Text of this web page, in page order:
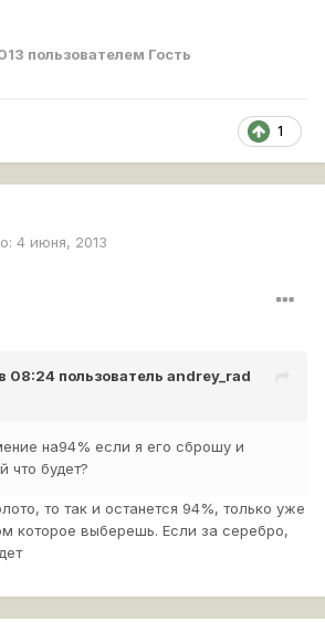
пользователем Гость
1
4 июня, 2013
08:24 пользователь andrey_rad
на94% если я его сброшу и
что будет?
то так и останется 94%, только уже
которое выберешь. Если за серебро,